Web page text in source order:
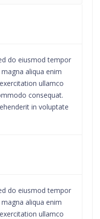
do eiusmod tempor
aliqua enim
ullamco
consequat.
in voluptate
do eiusmod tempor
aliqua enim
ullamco